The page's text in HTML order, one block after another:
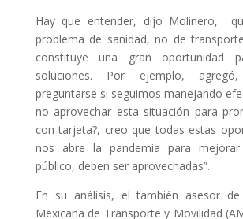
Hay que entender, dijo Molinero,
problema de sanidad, no de
constituye una gran oportunidad
soluciones. Por ejemplo,
preguntarse si seguimos manejando
no aprovechar esta situación para
con tarjeta?, creo que todas estas
nos abre la pandemia para
público, deben ser aprovechadas”.
En su análisis, el también asesor
Mexicana de Transporte y Movilidad